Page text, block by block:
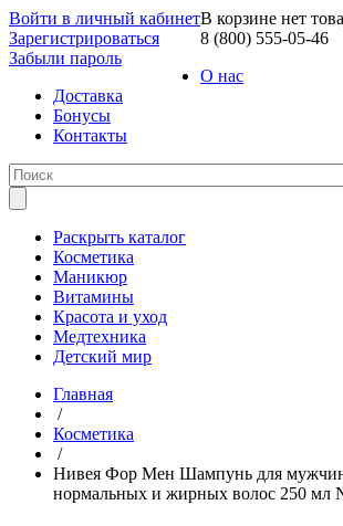
Войти в личный кабинет
Зарегистрироваться
Забыли пароль
В корзине нет
8 (800) 555-05-46
О нас
Доставка
Бонусы
Контакты
Раскрыть каталог
Косметика
Маникюр
Витамины
Красота и уход
Медтехника
Детский мир
Главная
/
Косметика
/
Нивея Фор Мен Шампунь для мужчин
нормальных и жирных волос 250 мл